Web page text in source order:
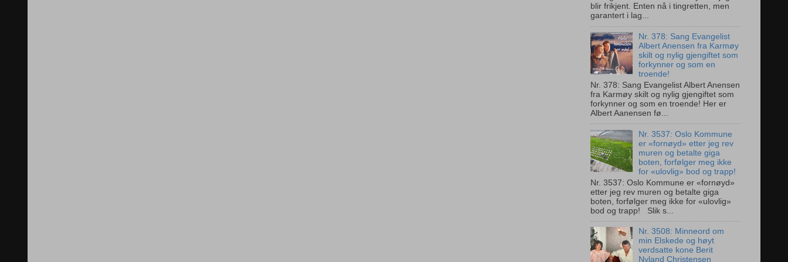
blir frikjent. Enten nå i tingretten, men
garantert i lag...
Nr. 378: Sang Evangelist
Albert Anensen fra Karmøy
skilt og nylig gjengiftet som
forkynner og som en
troende!
Nr. 378: Sang Evangelist Albert Anensen
fra Karmøy skilt og nylig gjengiftet som
forkynner og som en troende! Her er
Albert Aanensen fø...
Nr. 3537: Oslo Kommune
er «fornøyd» etter jeg rev
muren og betalte giga
boten, forfølger meg ikke
for «ulovlig» bod og trapp!
Nr. 3537: Oslo Kommune er «fornøyd»
etter jeg rev muren og betalte giga
boten, forfølger meg ikke for «ulovlig»
bod og trapp! Slik s...
Nr. 3508: Minneord om
min Elskede og høyt
verdsatte kone Berit
Nyland Christensen